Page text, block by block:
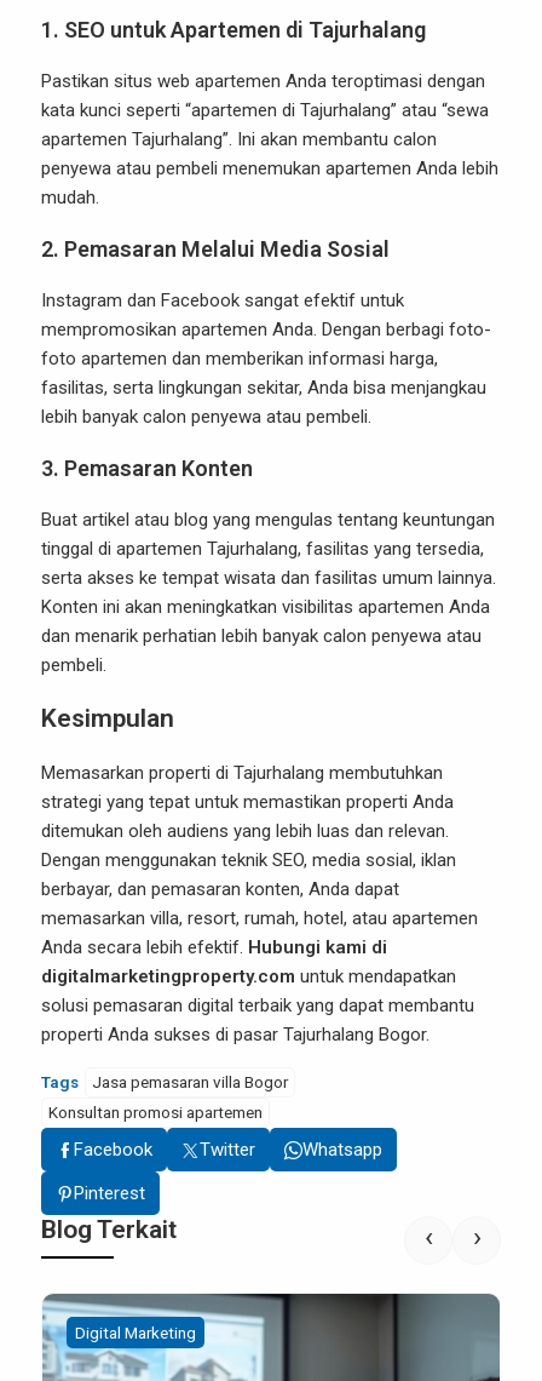
1. SEO untuk Apartemen di Tajurhalang
Pastikan situs web apartemen Anda teroptimasi dengan
kata kunci seperti “apartemen di Tajurhalang” atau “sewa
apartemen Tajurhalang”. Ini akan membantu calon
penyewa atau pembeli menemukan apartemen Anda lebih
mudah.
2. Pemasaran Melalui Media Sosial
Instagram dan Facebook sangat efektif untuk
mempromosikan apartemen Anda. Dengan berbagi foto-
foto apartemen dan memberikan informasi harga,
fasilitas, serta lingkungan sekitar, Anda bisa menjangkau
lebih banyak calon penyewa atau pembeli.
3. Pemasaran Konten
Buat artikel atau blog yang mengulas tentang keuntungan
tinggal di apartemen Tajurhalang, fasilitas yang tersedia,
serta akses ke tempat wisata dan fasilitas umum lainnya.
Konten ini akan meningkatkan visibilitas apartemen Anda
dan menarik perhatian lebih banyak calon penyewa atau
pembeli.
Kesimpulan
Memasarkan properti di Tajurhalang membutuhkan
strategi yang tepat untuk memastikan properti Anda
ditemukan oleh audiens yang lebih luas dan relevan.
Dengan menggunakan teknik SEO, media sosial, iklan
berbayar, dan pemasaran konten, Anda dapat
memasarkan villa, resort, rumah, hotel, atau apartemen
Anda secara lebih efektif. Hubungi kami di
digitalmarketingproperty.com untuk mendapatkan
solusi pemasaran digital terbaik yang dapat membantu
properti Anda sukses di pasar Tajurhalang Bogor.
Tags
Jasa pemasaran villa Bogor
Konsultan promosi apartemen
Facebook Twitter
Whatsapp
Pinterest
Blog Terkait
Digital Marketing
‹ ›